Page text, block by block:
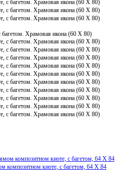
Храмовая икона (60 Х 80)
композитном киоте, с багетом, 64 Х 84